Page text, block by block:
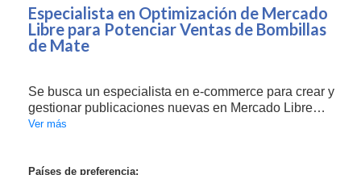
Especialista en Optimización de Mercado
Libre para Potenciar Ventas de Bombillas
de Mate
Se busca un especialista en e-commerce para crear y
gestionar publicaciones nuevas en Mercado Libre
para un negocio de bombillas de mate. Actualmente
Ver más
Países de preferencia: